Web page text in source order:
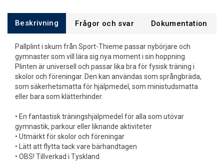
Beskrivning Frågor och svar Dokumentation
Pallplint i skum från Sport-Thieme passar nybörjare och
gymnaster som vill lära sig nya moment i sin hoppning.
Plinten är universell och passar lika bra för fysisk träning i
skolor och föreningar. Den kan användas som språngbräda,
som säkerhetsmatta för hjälpmedel, som ministudsmatta
eller bara som klätterhinder.
• En fantastisk träningshjälpmedel för alla som utövar
gymnastik, parkour eller liknande aktiviteter
• Utmärkt för skolor och föreningar
• Lätt att flytta tack vare bärhandtagen
• OBS! Tillverkad i Tyskland